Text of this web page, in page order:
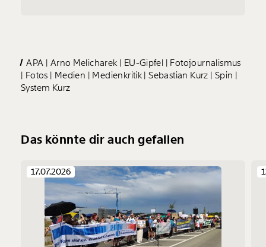
APA Arno Melicharek EU-Gipfel Fotojournalismus
Fotos
Medien Medienkritik Sebastian Kurz Spin
System Kurz
Das könnte dir auch gefallen
17.07.2026